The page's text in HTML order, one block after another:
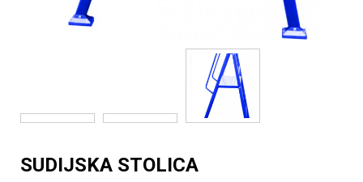
SUDIJSKA STOLICA